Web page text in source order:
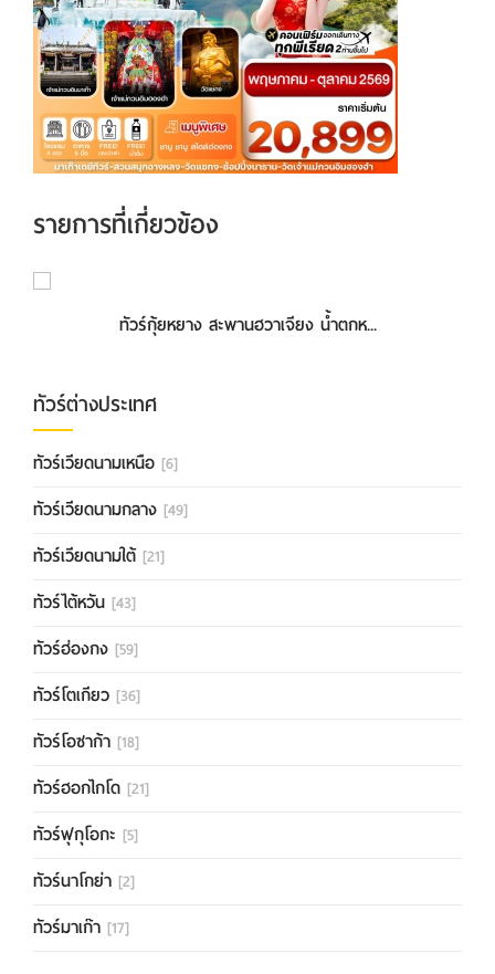
รายการที่เกี่ยวข้อง
ทัวร์กุ้ยหยาง สะพานฮวาเจียง น้ำตกห...
ทัวร์กวางโจว จูไห่ 4วัน 2คืน (APR ...
ทัวร์ต่างประเทศ
ทัวร์เวียดนามเหนือ [6]
ทัวร์เวียดนามกลาง [49]
ทัวร์เวียดนามใต้ [21]
ทัวร์ไต้หวัน [43]
ทัวร์ฮ่องกง [59]
ทัวร์โตเกียว [36]
ทัวร์โอซาก้า [18]
ทัวร์ฮอกไกโด [21]
ทัวร์ฟุกุโอกะ [5]
ทัวร์นาโกย่า [2]
ทัวร์มาเก๊า [17]